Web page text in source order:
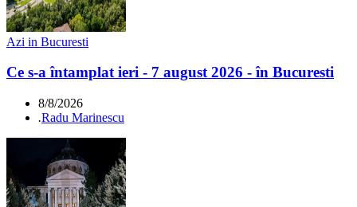
Azi in Bucuresti
Ce s-a întamplat ieri - 7 august 2026 - în Bucuresti
8/8/2026
.Radu Marinescu